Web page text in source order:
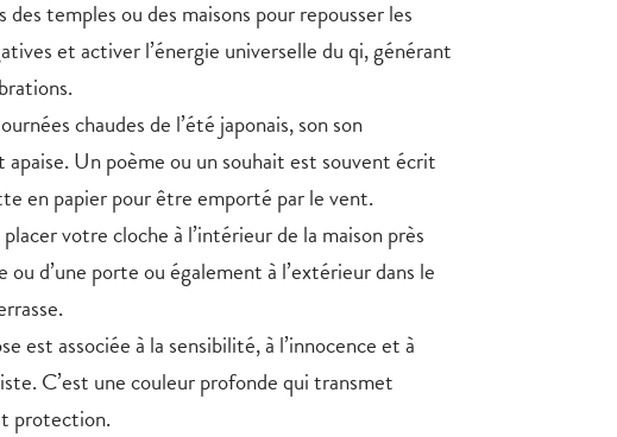
des temples ou des maisons pour repousser les
et activer l’énergie universelle du qi, générant
chaudes de l’été japonais, son son
apaise. Un poème ou un souhait est souvent écrit
en papier pour être emporté par le vent.
votre cloche à l’intérieur de la maison près
ou d’une porte ou également à l’extérieur dans le
est associée à la sensibilité, à l’innocence et à
C’est une couleur profonde qui transmet
protection.